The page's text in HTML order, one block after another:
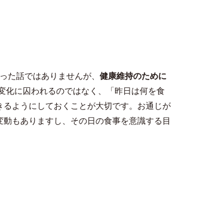
話ではありませんが、 健康維持のために
化に囚われるのではなく、「昨日は何を食
ようにしておくことが大切です。お通じが
もありますし、その日の食事を意識する目